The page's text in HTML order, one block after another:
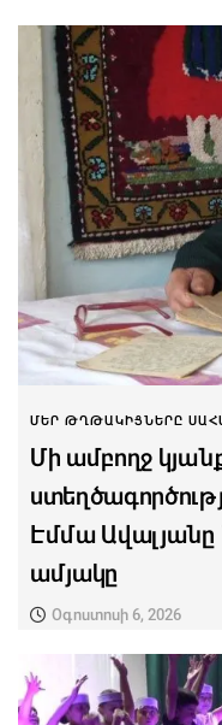
ՄԵՐ ԹՂԹԱԿԻՑՆԵՐԸ
Մի ամբողջ
Էմմա Ավալյանը
ամյակը
Օգոստոսի 6, 2026